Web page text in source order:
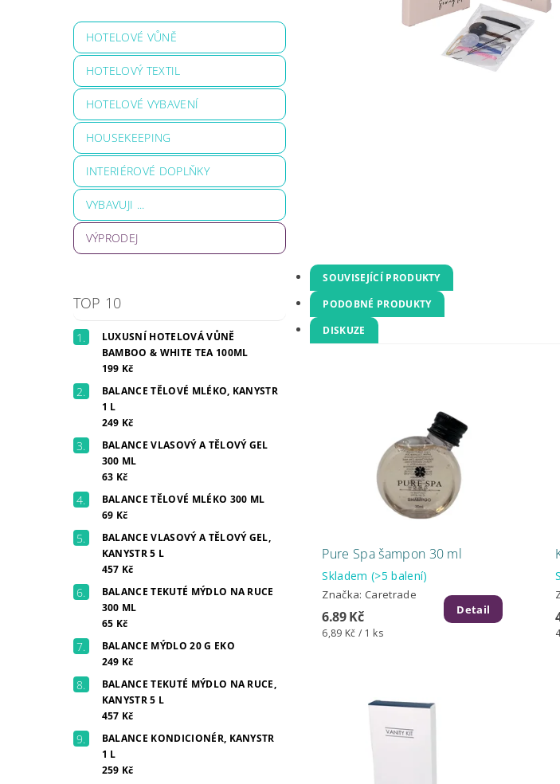
HOTELOVÉ VŮNĚ
HOTELOVÝ TEXTIL
HOTELOVÉ VYBAVENÍ
HOUSEKEEPING
INTERIÉROVÉ DOPLŇKY
VYBAVUJI ...
VÝPRODEJ
TOP 10
LUXUSNÍ HOTELOVÁ VŮNĚ
BAMBOO & WHITE TEA 100ML
199 Kč
BALANCE TĚLOVÉ MLÉKO, KANYSTR
1 L
249 Kč
BALANCE VLASOVÝ A TĚLOVÝ GEL
300 ML
63 Kč
BALANCE TĚLOVÉ MLÉKO 300 ML
69 Kč
BALANCE VLASOVÝ A TĚLOVÝ GEL,
KANYSTR 5 L
457 Kč
BALANCE TEKUTÉ MÝDLO NA RUCE
300 ML
65 Kč
BALANCE MÝDLO 20 G EKO
249 Kč
BALANCE TEKUTÉ MÝDLO NA RUCE,
KANYSTR 5 L
457 Kč
BALANCE KONDICIONÉR, KANYSTR
1 L
259 Kč
SOUVISEJÍCÍ PRODUKTY
PODOBNÉ PRODUKTY
DISKUZE
Pure Spa šampon 30 ml
Skladem (>5 balení)
Značka: Caretrade
6.89 Kč
6,89 Kč / 1 ks
Detail